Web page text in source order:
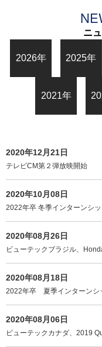
ニ
2026年 2025年
2021年
2020年12月21日
テレビCM第２弾放映開始
2020年10月08日
2022年卒 冬季インターンシッ
2020年08月26日
ビューテックブラジル、
2020年08月18日
2022年卒 夏季インターンシ
2020年08月06日
ビューテックカナダ、2019